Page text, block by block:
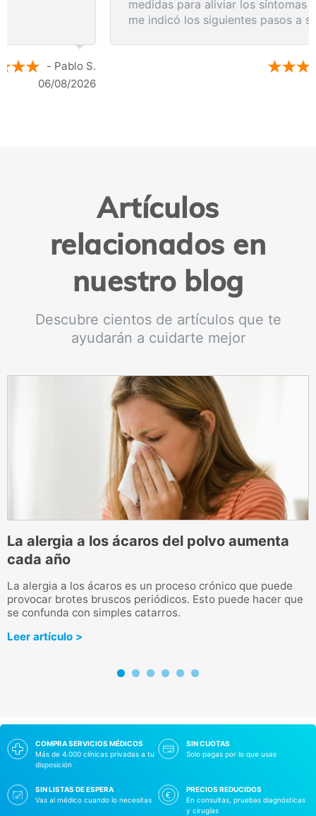
medidas para aliviar los síntomas de inmediato y
me indicó los siguientes pasos a seguir según
- Anónimo
Artículos
relacionados en
nuestro blog
Descubre cientos de artículos que te
ayudarán a cuidarte mejor
La alergia a los ácaros del polvo aumenta
cada año
La alergia a los ácaros es un proceso crónico que puede
provocar brotes bruscos periódicos. Esto puede hacer que
se confunda con simples catarros.
Leer artículo >
COMPRA SERVICIOS MÉDICOS
Más de 4.000 clínicas privadas a tu
disposición
SIN CUOTAS
Solo pagas por lo que usas
SIN LISTAS DE ESPERA
Vas al médico cuando lo necesitas
PRECIOS REDUCIDOS
En consultas, pruebas diagnósticas
y cirugías